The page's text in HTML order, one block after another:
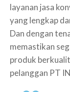
layanan jasa
yang lengkap
Dan dengan
memastikan
produk
pelanggan PT